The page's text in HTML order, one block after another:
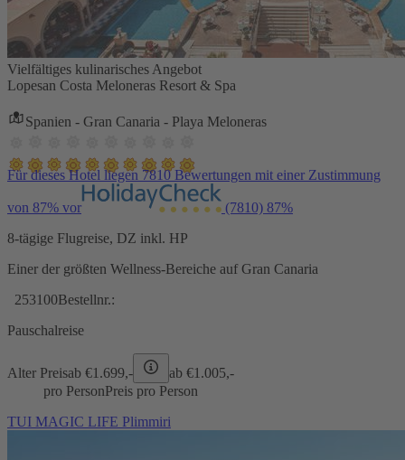
Vielfältiges kulinarisches Angebot
Lopesan Costa Meloneras Resort & Spa
Spanien - Gran Canaria - Playa Meloneras
Für dieses Hotel liegen 7810 Bewertungen mit einer Zustimmung
von 87% vor (7810) 87%
8-tägige Flugreise, DZ inkl. HP
Einer der größten Wellness-Bereiche auf Gran Canaria
253100Bestellnr.:
Pauschalreise
Alter Preisab €1.699,- ab €1.005,-
pro PersonPreis pro Person
TUI MAGIC LIFE Plimmiri